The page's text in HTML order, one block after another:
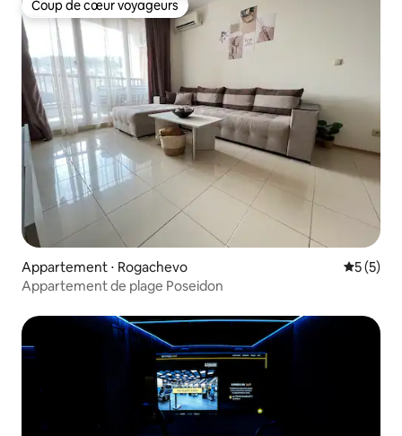
Coup de cœur voyageurs
Coup de cœur voyageurs
Appartement ⋅ Rogachevo
5 (5)
Appartement de plage Poseidon